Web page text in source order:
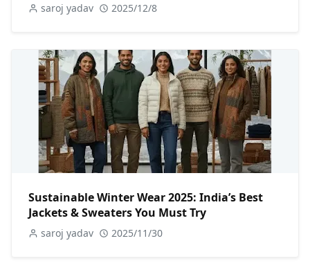
saroj yadav 2025/12/8
Sustainable Winter Wear 2025: India’s Best
Jackets & Sweaters You Must Try
saroj yadav 2025/11/30